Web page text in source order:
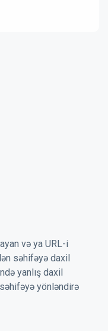
və ya URL-i
səhifəyə daxil
yanlış daxil
yönləndirə